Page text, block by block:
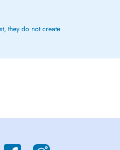
they do not create